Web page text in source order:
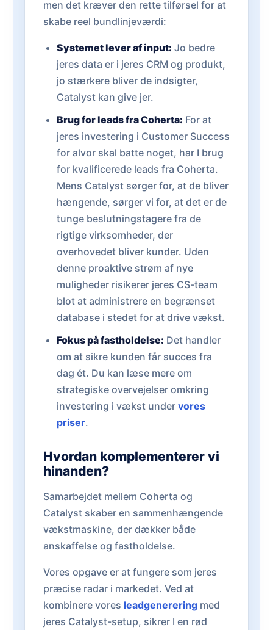
men det kræver den rette tilførsel for at
skabe reel bundlinjeværdi:
Systemet lever af input: Jo bedre
jeres data er i jeres CRM og produkt,
jo stærkere bliver de indsigter,
Catalyst kan give jer.
Brug for leads fra Coherta: For at
jeres investering i Customer Success
for alvor skal batte noget, har I brug
for kvalificerede leads fra Coherta.
Mens Catalyst sørger for, at de bliver
hængende, sørger vi for, at det er de
tunge beslutningstagere fra de
rigtige virksomheder, der
overhovedet bliver kunder. Uden
denne proaktive strøm af nye
muligheder risikerer jeres CS-team
blot at administrere en begrænset
database i stedet for at drive vækst.
Fokus på fastholdelse: Det handler
om at sikre kunden får succes fra
dag ét. Du kan læse mere om
strategiske overvejelser omkring
investering i vækst under vores
priser.
Hvordan komplementerer vi
hinanden?
Samarbejdet mellem Coherta og
Catalyst skaber en sammenhængende
vækstmaskine, der dækker både
anskaffelse og fastholdelse.
Vores opgave er at fungere som jeres
præcise radar i markedet. Ved at
kombinere vores leadgenerering med
jeres Catalyst-setup, sikrer I en rød